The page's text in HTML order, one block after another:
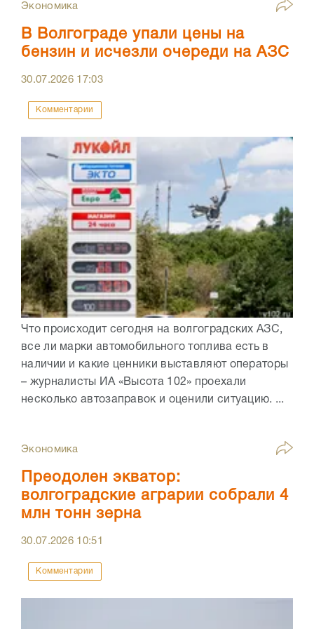
Экономика
В Волгограде упали цены на
бензин и исчезли очереди на АЗС
30.07.2026 17:03
Комментарии
Что происходит сегодня на волгоградских АЗС,
все ли марки автомобильного топлива есть в
наличии и какие ценники выставляют операторы
– журналисты ИА «Высота 102» проехали
несколько автозаправок и оценили ситуацию. ...
Экономика
Преодолен экватор:
волгоградские аграрии собрали 4
млн тонн зерна
30.07.2026 10:51
Комментарии